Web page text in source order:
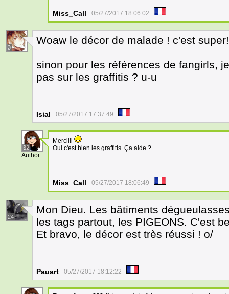
Miss_Call 05/27/2017 18:06:02
3
Woaw le décor de malade ! c'est
sinon pour les références de fangirls,
pas sur les graffitis ? u-u
Isial 05/27/2017 17:37:49
32
Author
Merciiii
Oui c'est bien les graffitis. Ça aide ?
Miss_Call 05/27/2017 18:06:49
24
Mon Dieu. Les bâtiments
les tags partout, les PIGEONS. C'est
Et bravo, le décor est très réussi ! o/
Pauart 05/27/2017 18:12:22